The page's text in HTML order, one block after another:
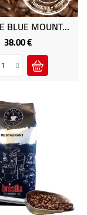
JAMAIQUE BLUE MOUNTAIN 1Kg - Café Des Caraïbes
38.00 €Price